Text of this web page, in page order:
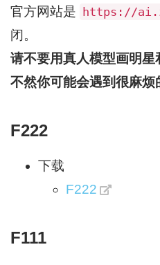
官方网站是
https://
闭。
请不要用真人模型画明星
不然你可能会遇到很麻烦
F222
下载
F222
F111